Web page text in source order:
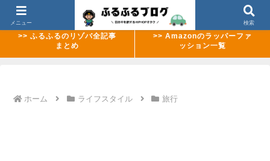
>> 【2026年8月最新】ABEMAのMCバトル配信ラッシュまとめ
>> ふるふるのリゾバ全記事
まとめ
>> Amazonのラッパーファ
ッション一覧
ホーム ライフスタイル 旅行
メニュー 検索